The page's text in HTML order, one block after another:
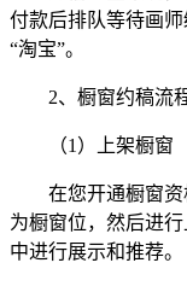
付款后排队等待画
“淘宝”。
2、橱窗约稿流程
（1）上架橱窗
在您开通橱窗资
为橱窗位，然后进
中进行展示和推荐。